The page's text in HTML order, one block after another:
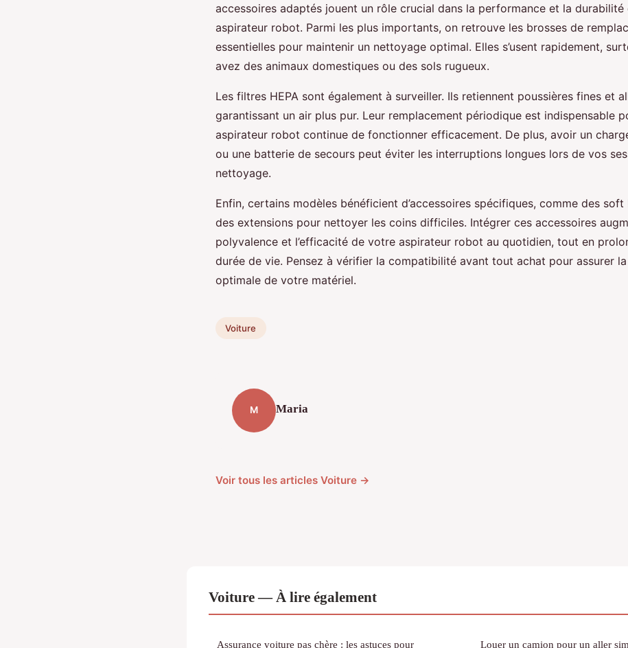
accessoires adaptés jouent un rôle crucial dans la performance et la
aspirateur robot. Parmi les plus importants, on retrouve les brosses de
essentielles pour maintenir un nettoyage optimal. Elles s’usent rapidement,
avez des animaux domestiques ou des sols rugueux.
Les filtres HEPA sont également à surveiller. Ils retiennent poussières fines et
garantissant un air plus pur. Leur remplacement périodique est indispensable
aspirateur robot continue de fonctionner efficacement. De plus, avoir un
ou une batterie de secours peut éviter les interruptions longues lors de vos
nettoyage.
Enfin, certains modèles bénéficient d’accessoires spécifiques, comme des soft
des extensions pour nettoyer les coins difficiles. Intégrer ces accessoires
polyvalence et l’efficacité de votre aspirateur robot au quotidien, tout en
durée de vie. Pensez à vérifier la compatibilité avant tout achat pour assurer
optimale de votre matériel.
Voiture
M Maria
Voir tous les articles Voiture →
Voiture — À lire également
Assurance voiture pas chère : les astuces pour Louer un camion pour un aller